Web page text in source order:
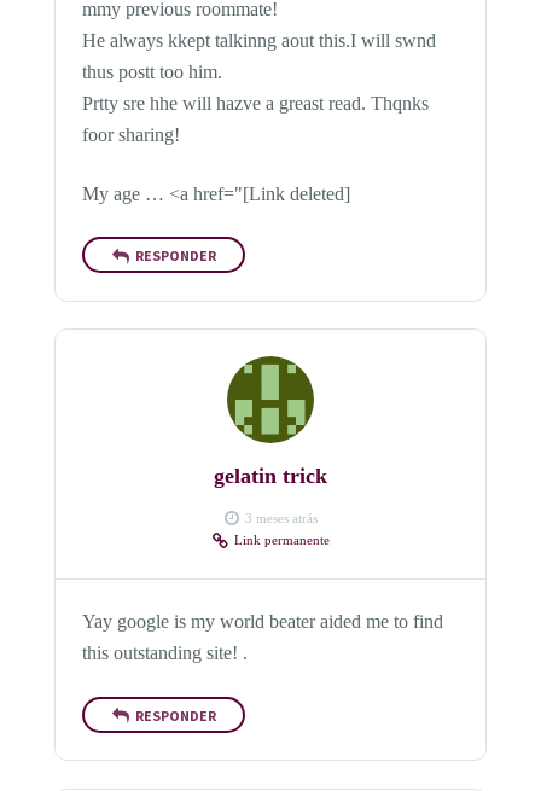
mmy previous roommate!
He always kkept talkinng aout this.I will swnd
thus postt too him.
Prtty sre hhe will hazve a greast read. Thqnks
foor sharing!
My age … <a href="[Link deleted]
RESPONDER
gelatin trick
3 meses atrás
Link permanente
Yay google is my world beater aided me to find
this outstanding site! .
RESPONDER